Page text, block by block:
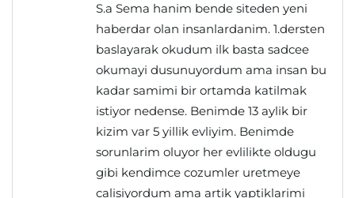
S.a Sema hanim bende siteden yeni
haberdar olan insanlardanim. 1.dersten
baslayarak okudum ilk basta sadcee
okumayi dusunuyordum ama insan bu
kadar samimi bir ortamda katilmak
istiyor nedense. Benimde 13 aylik bir
kizim var 5 yillik evliyim. Benimde
sorunlarim oluyor her evlilikte oldugu
gibi kendimce cozumler uretmeye
calisiyordum ama artik yaptiklarimi